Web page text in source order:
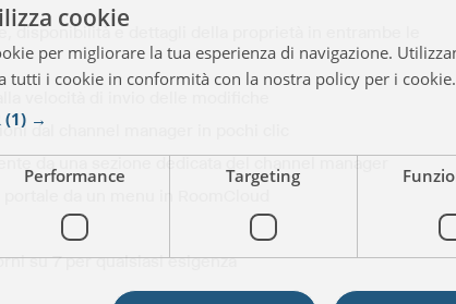
disponibilità e dettagli della proprietà in entrambe le
velocità di invio delle modifiche
dal channel manager in pochi clic
da una sezione dedicata del channel manager
da un menu in RoomCloud
su 7 per qualsiasi esigenza
cookie
per migliorare la tua esperienza di navigazione.
tutti i cookie in conformità con la nostra policy per i cookie.
(1) →
Performance Targeting